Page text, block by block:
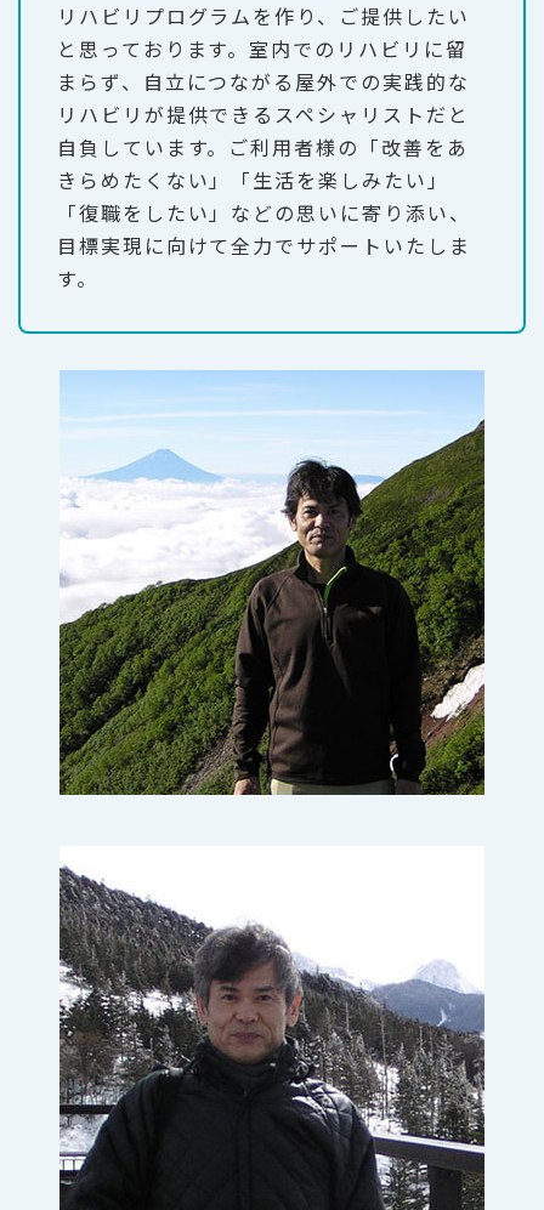
リハビリプログラムを作り、ご提供したい
と思っております。室内でのリハビリに留
まらず、自立につながる屋外での実践的な
リハビリが提供できるスペシャリストだと
自負しています。ご利用者様の「改善をあ
きらめたくない」「生活を楽しみたい」
「復職をしたい」などの思いに寄り添い、
目標実現に向けて全力でサポートいたしま
す。